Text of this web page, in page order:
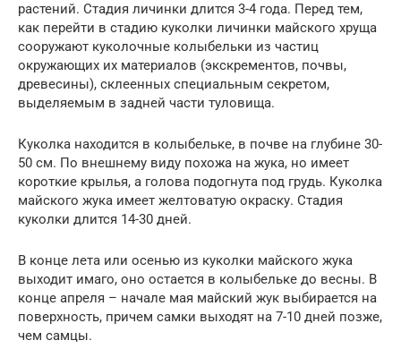
растений. Стадия личинки длится 3-4 года. Перед тем,
как перейти в стадию куколки личинки майского хруща
сооружают куколочные колыбельки из частиц
окружающих их материалов (экскрементов, почвы,
древесины), склеенных специальным секретом,
выделяемым в задней части туловища.
Куколка находится в колыбельке, в почве на глубине 30-
50 см. По внешнему виду похожа на жука, но имеет
короткие крылья, а голова подогнута под грудь. Куколка
майского жука имеет желтоватую окраску. Стадия
куколки длится 14-30 дней.
В конце лета или осенью из куколки майского жука
выходит имаго, оно остается в колыбельке до весны. В
конце апреля – начале мая майский жук выбирается на
поверхность, причем самки выходят на 7-10 дней позже,
чем самцы.